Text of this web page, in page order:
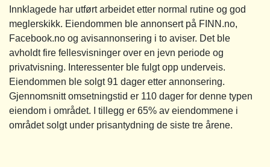
Innklagede har utført arbeidet etter normal rutine og god
meglerskikk. Eiendommen ble annonsert på FINN.no,
Facebook.no og avisannonsering i to aviser. Det ble
avholdt fire fellesvisninger over en jevn periode og
privatvisning. Interessenter ble fulgt opp underveis.
Eiendommen ble solgt 91 dager etter annonsering.
Gjennomsnitt omsetningstid er 110 dager for denne typen
eiendom i området. I tillegg er 65% av eiendommene i
området solgt under prisantydning de siste tre årene.